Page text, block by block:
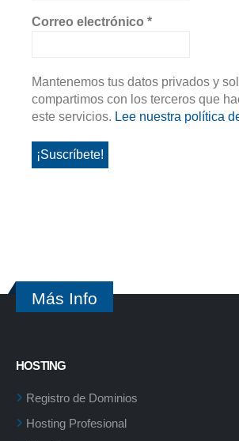
Correo electrónico *
Mantenemos tus datos privados y
compartimos con los terceros que
este servicios. Lee nuestra política
Más Info
HOSTING
Registro de Dominios
Hosting Profesional